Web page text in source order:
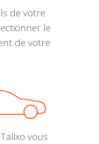
de votre
le
de votre
vous